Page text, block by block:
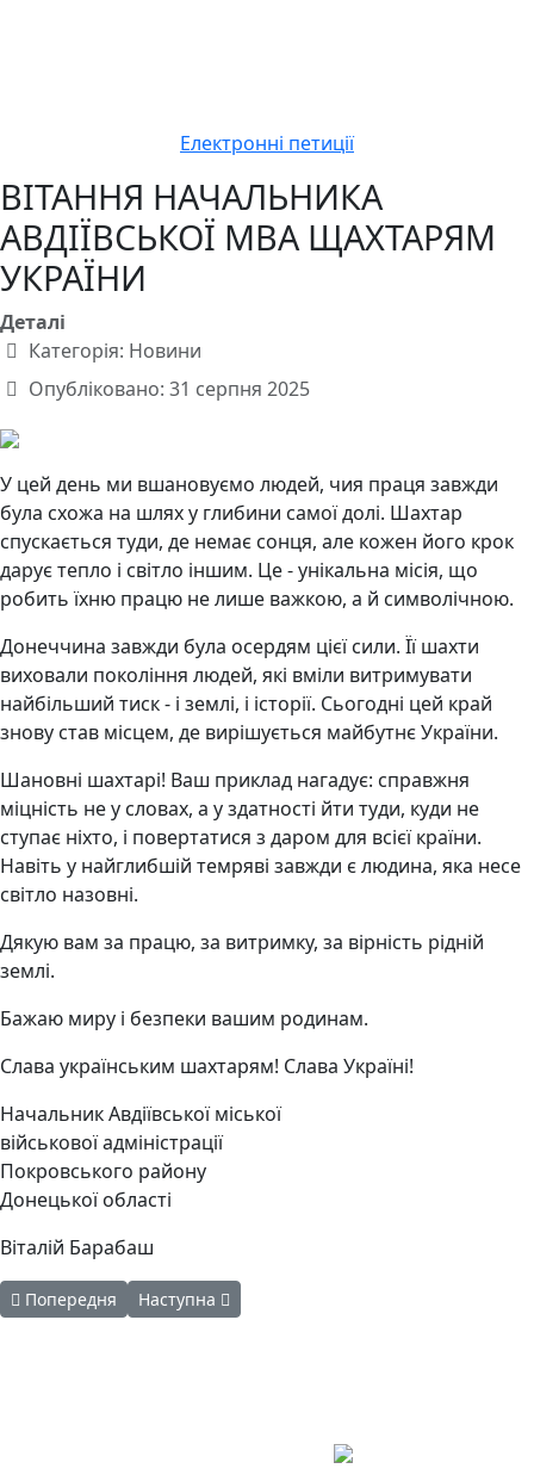
Електронні петиції
ВІТАННЯ НАЧАЛЬНИКА
АВДІЇВСЬКОЇ МВА ЩАХТАРЯМ
УКРАЇНИ
Деталі
Категорія: Новини
Опубліковано: 31 серпня 2025
У цей день ми вшановуємо людей, чия праця завжди
була схожа на шлях у глибини самої долі. Шахтар
спускається туди, де немає сонця, але кожен його крок
дарує тепло і світло іншим. Це - унікальна місія, що
робить їхню працю не лише важкою, а й символічною.
Донеччина завжди була осердям цієї сили. Її шахти
виховали покоління людей, які вміли витримувати
найбільший тиск - і землі, і історії. Сьогодні цей край
знову став місцем, де вирішується майбутнє України.
Шановні шахтарі! Ваш приклад нагадує: справжня
міцність не у словах, а у здатності йти туди, куди не
ступає ніхто, і повертатися з даром для всієї країни.
Навіть у найглибшій темряві завжди є людина, яка несе
світло назовні.
Дякую вам за працю, за витримку, за вірність рідній
землі.
Бажаю миру і безпеки вашим родинам.
Слава українським шахтарям! Слава Україні!
Начальник Авдіївської міської
військової адміністрації
Покровського району
Донецької області
Віталій Барабаш
Попередня стаття: ЗАГАЛЬНОНАЦІОНАЛЬНА ХВИЛИНА
Попередня Наступна стаття: ВІТАННЯ НАЧАЛЬНИКА
Наступна